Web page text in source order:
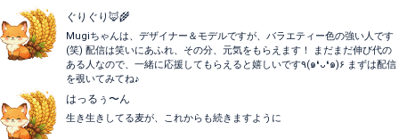
ぐりぐり🦊🌾
Mugiちゃんは、デザイナー＆モデルですが、バラエティー色の強い人です
(笑) 配信は笑いにあふれ、その分、元気をもらえます！ まだまだ伸び代の
ある人なので、一緒に応援してもらえると嬉しいです٩(๑❛ᴗ❛๑)۶ まずは配信
を覗いてみてね♪
はっるぅ〜ん
生き生きしてる麦が、これからも続きますように